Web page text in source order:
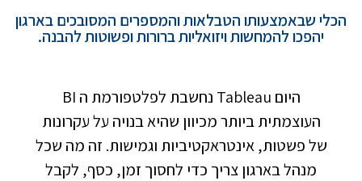
הכלי שבאמצעותו הטבלאות והמספרים המסובכים בארגון
יהפכו להמחשות ויזואליות ברורות ופשוטות להבנה.
היום Tableau נחשבת לפלטפורמת ה BI
העוצמתית ביותר מכיוון שהיא בנויה על עקרונות
של פשטות, אינטראקטיביות וגמישות. זה מה שכל
מנהל בארגון צריך כדי לחסוך זמן, כסף, לקבל